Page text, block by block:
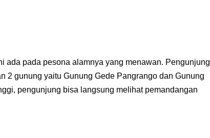
ada pada pesona alamnya yang menawan. Pengunjung
2 gunung yaitu Gunung Gede Pangrango dan Gunung
pengunjung bisa langsung melihat pemandangan